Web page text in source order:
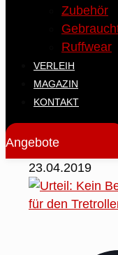
Zubehör
Ruffwear
VERLEIH
MAGAZIN
KONTAKT
Angebote
23.04.2019